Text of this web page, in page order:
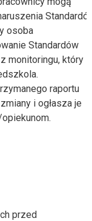
osoba
Standardów
monitoringu, który
raportu
i ogłasza je
przed